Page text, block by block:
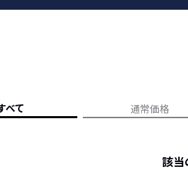
人気記事ランキング
べて 通常価格
該当